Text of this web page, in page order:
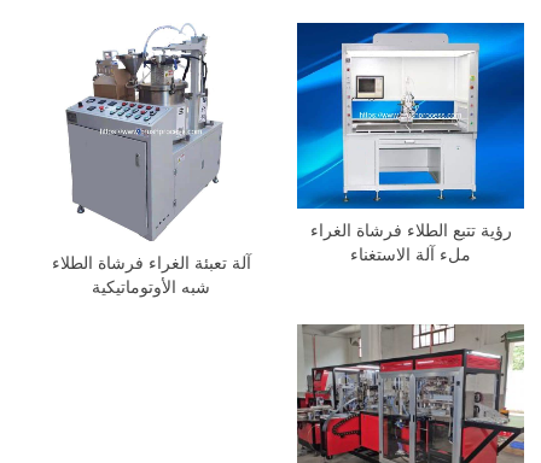
آلة تعبئة الغراء فرشاة الطلاء
شبه الأوتوماتيكية
رؤية تتبع الطلاء فرشاة الغراء
ملء آلة الاستغناء